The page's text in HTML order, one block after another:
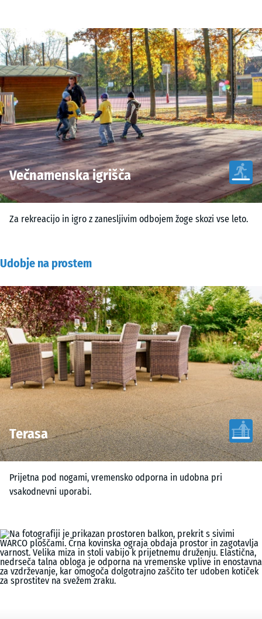
Večnamenska igrišča
Za rekreacijo in igro z zanesljivim odbojem žoge skozi vse leto.
Udobje na prostem
Terasa
Prijetna pod nogami, vremensko odporna in udobna pri
vsakodnevni uporabi.